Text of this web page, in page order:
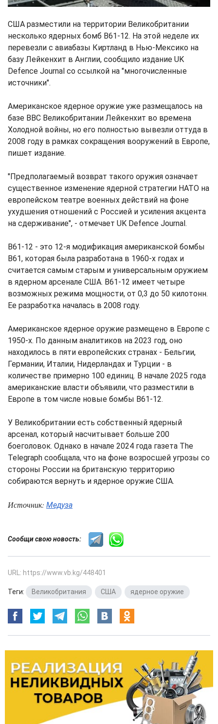
США разместили на территории Великобритании
несколько ядерных бомб B61-12. На этой неделе их
перевезли с авиабазы Киртланд в Нью-Мексико на
базу Лейкенхит в Англии, сообщило издание UK
Defence Journal со ссылкой на "многочисленные
источники".
Американское ядерное оружие уже размещалось на
базе ВВС Великобритании Лейкенхит во времена
Холодной войны, но его полностью вывезли оттуда в
2008 году в рамках сокращения вооружений в Европе,
пишет издание.
"Предполагаемый возврат такого оружия означает
существенное изменение ядерной стратегии НАТО на
европейском театре военных действий на фоне
ухудшения отношений с Россией и усиления акцента
на сдерживание", - отмечает UK Defence Journal.
B61-12 - это 12-я модификация американской бомбы
B61, которая была разработана в 1960-х годах и
считается самым старым и универсальным оружием
в ядерном арсенале США. B61-12 имеет четыре
возможных режима мощности, от 0,3 до 50 килотонн.
Ее разработка началась в 2008 году.
Американское ядерное оружие размещено в Европе с
1950-х. По данным аналитиков на 2023 год, оно
находилось в пяти европейских странах - Бельгии,
Германии, Италии, Нидерландах и Турции - в
количестве примерно 100 единиц. В начале 2025 года
американские власти объявили, что разместили в
Европе в том числе новые бомбы B61-12.
У Великобритании есть собственный ядерный
арсенал, который насчитывает больше 200
боеголовок. Однако в начале 2024 года газета The
Telegraph сообщала, что на фоне возросшей угрозы со
стороны России на британскую территорию
собираются вернуть и ядерное оружие США.
Источник: Медуза
Сообщи свою новость:
URL: https://www.vb.kg/448401
Теги: Великобритания США ядерное оружие